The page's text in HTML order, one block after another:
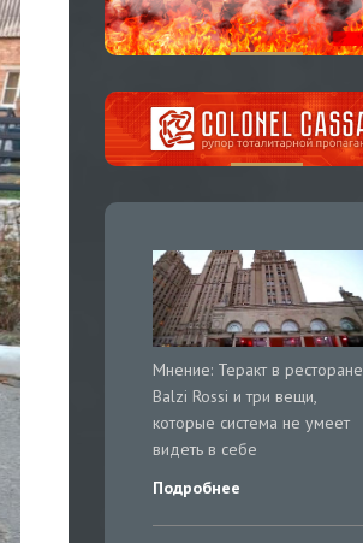
Мнение: Теракт в ресторане
Balzi Rossi и три вещи,
которые система не умеет
видеть в себе
Подробнее